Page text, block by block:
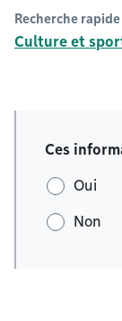
Recherche rapide
Culture et
Ces
Oui
Non